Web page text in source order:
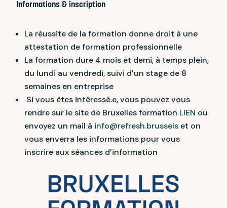
Informations & inscription
La réussite de la formation donne droit à une
attestation de formation professionnelle
La formation dure 4 mois et demi, à temps plein,
du lundi au vendredi, suivi d’un stage de 8
semaines en entreprise
Si vous êtes intéressé.e, vous pouvez vous
rendre sur le site de Bruxelles formation LIEN ou
envoyez un mail à info@refresh.brussels et on
vous enverra les informations pour vous
inscrire aux séances d’information